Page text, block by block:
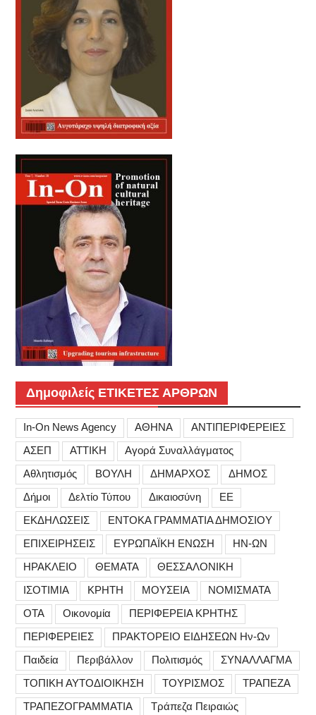
Δημοφιλείς ΕΤΙΚΕΤΕΣ ΑΡΘΡΩΝ
In-On News Agency ΑΘΗΝΑ
ΑΝΤΙΠΕΡΙΦΕΡΕΙΕΣ
ΑΣΕΠ
ΑΤΤΙΚΗ
Αγορά Συναλλάγματος
Αθλητισμός
ΒΟΥΛΗ ΔΗΜΑΡΧΟΣ
ΔΗΜΟΣ
Δήμοι
Δελτίο Τύπου Δικαιοσύνη
ΕΕ
ΕΚΔΗΛΩΣΕΙΣ
ΕΝΤΟΚΑ ΓΡΑΜΜΑΤΙΑ ΔΗΜΟΣΙΟΥ
ΕΠΙΧΕΙΡΗΣΕΙΣ
ΕΥΡΩΠΑΪΚΗ ΕΝΩΣΗ
ΗΝ-ΩΝ
ΗΡΑΚΛΕΙΟ
ΘΕΜΑΤΑ
ΘΕΣΣΑΛΟΝΙΚΗ
ΙΣΟΤΙΜΙΑ
ΚΡΗΤΗ ΜΟΥΣΕΙΑ
ΝΟΜΙΣΜΑΤΑ
ΟΤΑ
Οικονομία
ΠΕΡΙΦΕΡΕΙΑ ΚΡΗΤΗΣ
ΠΕΡΙΦΕΡΕΙΕΣ
ΠΡΑΚΤΟΡΕΙΟ ΕΙΔΗΣΕΩΝ Ην-Ων
Παιδεία
Περιβάλλον Πολιτισμός
ΣΥΝΑΛΛΑΓΜΑ
ΤΟΠΙΚΗ ΑΥΤΟΔΙΟΙΚΗΣΗ
ΤΟΥΡΙΣΜΟΣ
ΤΡΑΠΕΖΑ
ΤΡΑΠΕΖΟΓΡΑΜΜΑΤΙΑ
Τράπεζα Πειραιώς